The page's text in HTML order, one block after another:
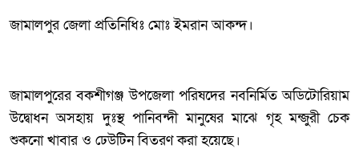
জামালপুর জেলা প্রতিনিধিঃ মোঃ ইমরান আকন্দ।
জামালপুরের বকশীগঞ্জ উপজেলা পরিষদের নবনির্মিত অডিটোরিয়াম
উদ্বোধন অসহায় দুঃস্থ পানিবন্দী মানুষের মাঝে গৃহ মন্জুরী চেক
শুকনো খাবার ও ঢেউটিন বিতরণ করা হয়েছে।